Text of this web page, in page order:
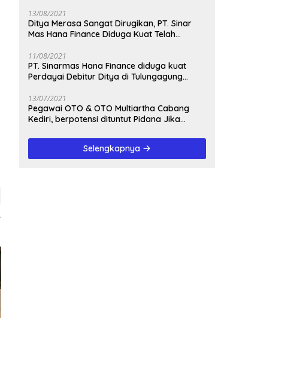
13/08/2021
Ditya Merasa Sangat Dirugikan, PT. Sinar
Mas Hana Finance Diduga Kuat Telah
11/08/2021
PT. Sinarmas Hana Finance diduga kuat
Perdayai Debitur Ditya di Tulungagung
13/07/2021
Pegawai OTO & OTO Multiartha Cabang
Kediri, berpotensi dituntut Pidana Jika
Selengkapnya